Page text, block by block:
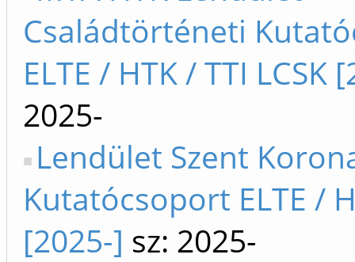
Családtörténeti
ELTE / HTK / TTI LCSK
2025-
Lendület Szent
Kutatócsoport ELTE /
[2025-] sz: 2025-